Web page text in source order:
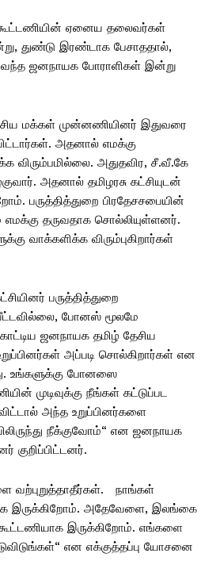
ஏனைய தலைவர்கள்
துண்டு இரண்டாக பேசாததால்,
வந்த ஜனநாயக போராளிகள் இன்று
மக்கள் முன்னணியினர் இதுவரை
அதனால் எமக்கு
விரும்பமில்லை. அதுதவிர, சீ.வீ.கே
அதனால் தமிழரசு கட்சியுடன்
பருத்தித்துறை பிரதேசசபையின்
எமக்கு தருவதாக சொல்லியுள்ளனர்.
வாக்களிக்க விரும்புகிறார்கள்
பருத்தித்துறை
போனஸ் மூலமே
ஜனநாயக தமிழ் தேசிய
அப்படி சொல்கிறார்கள் என
உங்களுக்கு போனஸை
முடிவுக்கு நீங்கள் கட்டுப்பட
அந்த உறுப்பினர்களை
நீக்குவோம்“ என ஜனநாயக
குறிப்பிட்டனர்.
வற்புறுத்தாதீர்கள். நாங்கள்
இருக்கிறோம். அதேவேளை, இலங்கை
கூட்டணியாக இருக்கிறோம். எங்களை
என எக்குத்தப்பு யோசனை